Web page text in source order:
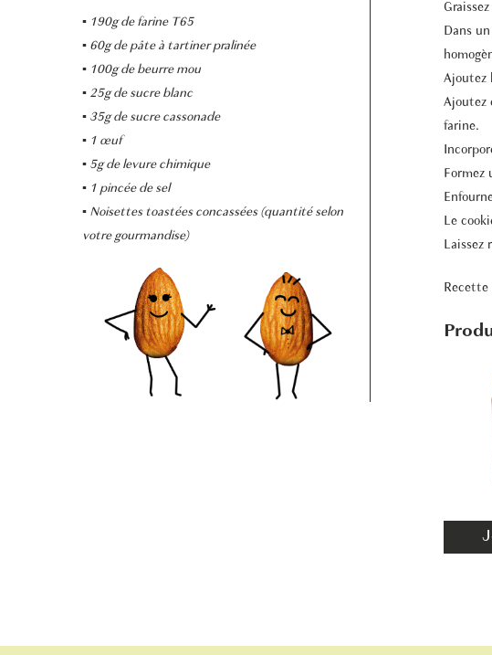
▪︎ 190g de farine T65
▪︎ 60g de pâte à tartiner pralinée
▪︎ 100g de beurre mou
▪︎ 25g de sucre blanc
▪︎ 35g de sucre cassonade
▪︎ 1 œuf
▪︎ 5g de levure chimique
▪︎ 1 pincée de sel
▪︎ Noisettes toastées concassées (quantité selon
votre gourmandise)
Dans
Ajoutez
Ajoutez
farine.
Formez
Le
Laissez
Recette